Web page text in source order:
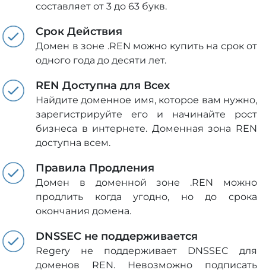
составляет от 3 до 63 букв.
Срок Действия
Домен в зоне .REN можно купить на срок от
одного года до десяти лет.
REN Доступна для Всех
Найдите доменное имя, которое вам нужно,
зарегистрируйте его и начинайте рост
бизнеса в интернете. Доменная зона REN
доступна всем.
Правила Продления
Домен в доменной зоне .REN можно
продлить когда угодно, но до срока
окончания домена.
DNSSEC не поддерживается
Regery не поддерживает DNSSEC для
доменов REN. Невозможно подписать